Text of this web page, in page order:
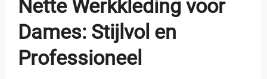
Nette Werkkleding voor
Dames: Stijlvol en
Professioneel